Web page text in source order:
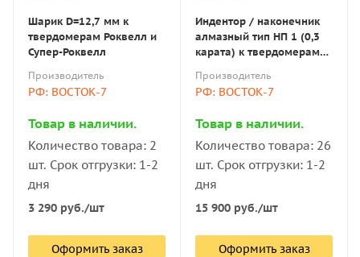
Шарик D=12,7 мм к
твердомерам Роквелл и
Супер-Роквелл
Производитель
РФ: ВОСТОК-7
Товар в наличии.
Количество товара: 2
шт. Срок отгрузки: 1-2
дня
3 290 руб./шт
Оформить заказ
Индентор / наконечник
алмазный тип НП 1 (0,3
карата) к твердомерам
Производитель
РФ: ВОСТОК-7
Товар в наличии.
Количество товара: 26
шт. Срок отгрузки: 1-2
дня
15 900 руб./шт
Оформить заказ